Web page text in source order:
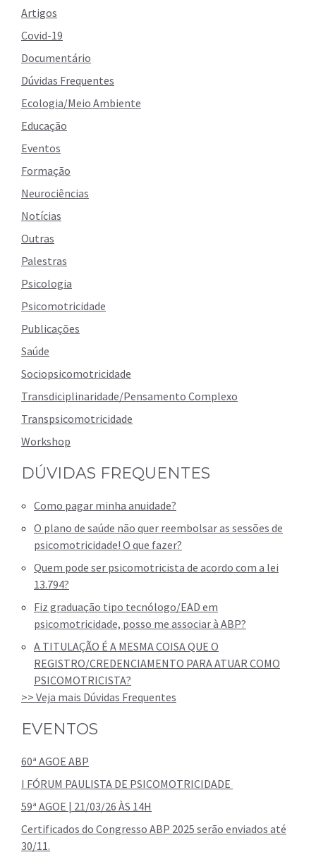
Artigos
Covid-19
Documentário
Dúvidas Frequentes
Ecologia/Meio Ambiente
Educação
Eventos
Formação
Neurociências
Notícias
Outras
Palestras
Psicologia
Psicomotricidade
Publicações
Saúde
Sociopsicomotricidade
Transdiciplinaridade/Pensamento Complexo
Transpsicomotricidade
Workshop
DÚVIDAS FREQUENTES
Como pagar minha anuidade?
O plano de saúde não quer reembolsar as sessões de
psicomotricidade! O que fazer?
Quem pode ser psicomotricista de acordo com a lei
13.794?
Fiz graduação tipo tecnólogo/EAD em
psicomotricidade, posso me associar à ABP?
A TITULAÇÃO É A MESMA COISA QUE O
REGISTRO/CREDENCIAMENTO PARA ATUAR COMO
PSICOMOTRICISTA?
>> Veja mais Dúvidas Frequentes
EVENTOS
60ª AGOE ABP
I FÓRUM PAULISTA DE PSICOMOTRICIDADE
59ª AGOE | 21/03/26 ÀS 14H
Certificados do Congresso ABP 2025 serão enviados até
30/11.